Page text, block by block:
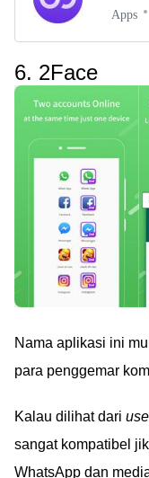
Apps
6. 2Face
Nama aplikasi ini
para penggemar
Kalau dilihat dari
sangat kompatibel
WhatsApp dan